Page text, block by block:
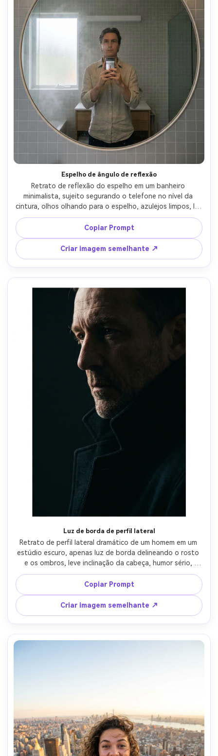
Espelho de ângulo de reflexão
Retrato de reflexão do espelho em um banheiro
minimalista, sujeito segurando o telefone no nível da
cintura, olhos olhando para o espelho, azulejos limpos, luz
superior suave mais preenchimento da janela, névoa de
vapor sutil, disparado para enfatizar a moldura de
reflexão, realismo estilo iPhone mas qualidade de alta
qualidade, 26mm equivalente, pele fotorealista, grau de
cor neutra-AR 4:5
Copiar Prompt
Criar imagem semelhante ↗
Luz de borda de perfil lateral
Retrato de perfil lateral dramático de um homem em um
estúdio escuro, apenas luz de borda delineando o rosto
e os ombros, leve inclinação da cabeça, humor sério,
tirado de um ângulo lateral de 3/4, softbox de tira única
atrás, Canon R5, lente de 85mm, f/2, pretos profundos,
cílios afiados, textura fotorealista, iluminação de retrato
cinematográfico-AR 4:5
Copiar Prompt
Criar imagem semelhante ↗